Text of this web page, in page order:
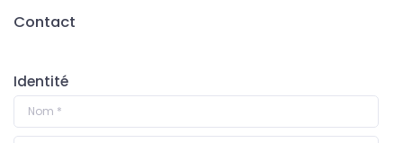
Contact
Identité